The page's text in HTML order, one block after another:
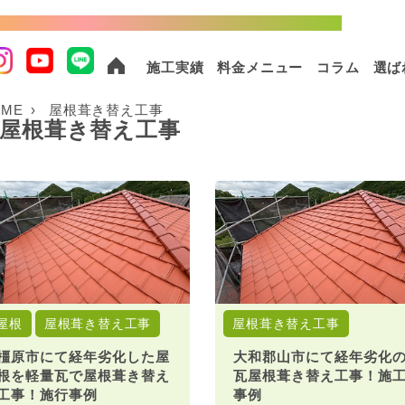
施工実績 料金メニュー コラム 選ば
屋根葺き替え工事
屋根葺き替え工事
根 屋根葺き替え工事
原市にて経年劣化した屋
を軽量瓦で屋根葺き替え
事！施行事例
屋根葺き替え工事
大和郡山市にて経年劣化
瓦屋根葺き替え工事！施
事例